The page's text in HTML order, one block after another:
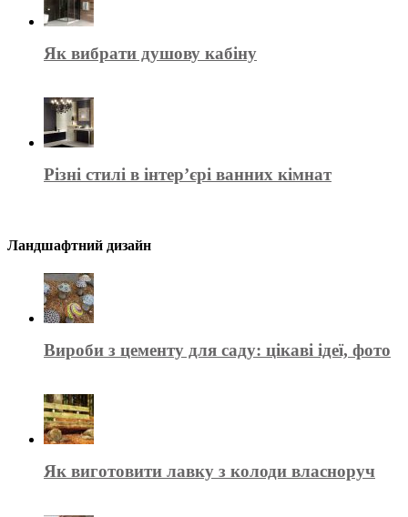
Як вибрати душову кабіну
Різні стилі в інтер’єрі ванних кімнат
Ландшафтний дизайн
Вироби з цементу для саду: цікаві ідеї, фото
Як виготовити лавку з колоди власноруч